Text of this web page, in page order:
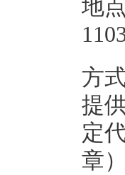
地
方
提
定
章